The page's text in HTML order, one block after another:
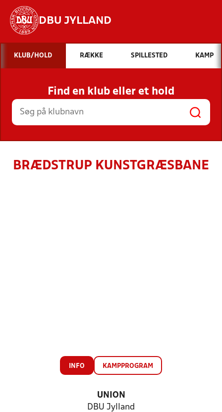
DBU JYLLAND
Hvad vil du søge efter?
INDHOLD OG NYHEDER
STILLINGER, RESULTATER, KLUBBER OG
HOLD
KLUB/HOLD RÆKKE SPILLESTED KAMP
Find en klub eller et hold
BRÆDSTRUP KUNSTGRÆSBANE
INFO KAMPPROGRAM
UNION
DBU Jylland